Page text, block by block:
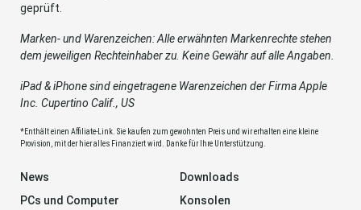
geprüft.
Marken- und Warenzeichen: Alle erwähnten Markenrechte stehen
dem jeweiligen Rechteinhaber zu. Keine Gewähr auf alle Angaben.
iPad & iPhone sind eingetragene Warenzeichen der Firma Apple
Inc. Cupertino Calif., US
*Enthält einen Affiliate-Link. Sie kaufen zum gewohnten Preis und wir erhalten eine kleine
Provision, mit der hier alles Finanziert wird. Danke für Ihre Unterstützung.
News
Downloads
PCs und Computer
Konsolen